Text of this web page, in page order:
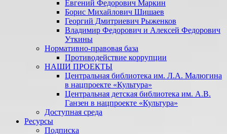
Евгений Федорович Маркин
Борис Михайлович Шишаев
Георгий Дмитриевич Рыженков
Владимир Федорович и Алексей Федорович
Уткины
Нормативно-правовая база
Противодействие коррупции
НАШИ ПРОЕКТЫ
Центральная библиотека им. Л.А. Малюгина
в нацпроекте «Культура»
Центральная детская библиотека им. А.В.
Ганзен в нацпроекте «Культура»
Доступная среда
Ресурсы
Подписка